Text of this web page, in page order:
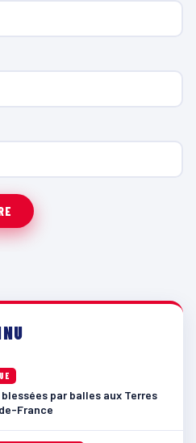
par balles aux Terres
France